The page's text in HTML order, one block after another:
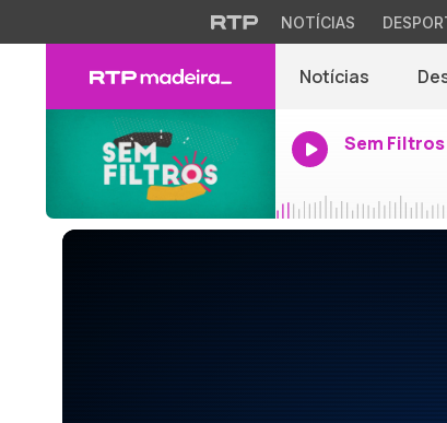
NOTÍCIAS
Notícias
Sem Filtros